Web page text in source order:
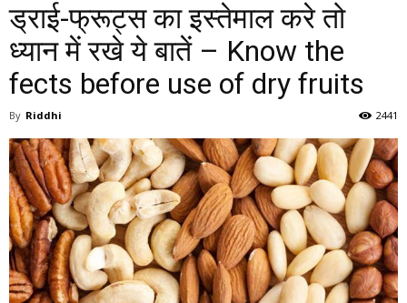
ड्राई-फ्रूट्स का इस्तेमाल करे तो
ध्यान में रखे ये बातें – Know the
fects before use of dry fruits
By Riddhi 2441